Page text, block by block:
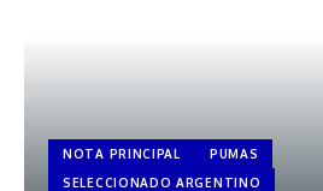
NOTA PRINCIPAL
PUMAS
SELECCIONADO ARGENTINO